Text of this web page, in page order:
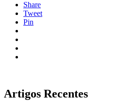
Share
Tweet
Pin
Artigos Recentes